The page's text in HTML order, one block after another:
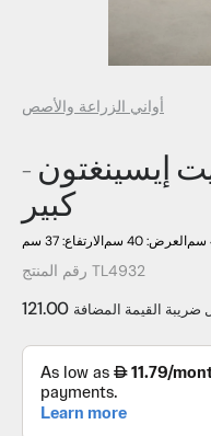
أواني الزراعة والأصص
إيسينغتون -
كبير
الارتفاع: 37 سم العرض: 40 سم
رقم المنتج TL4932
ضريبة القيمة المضافة